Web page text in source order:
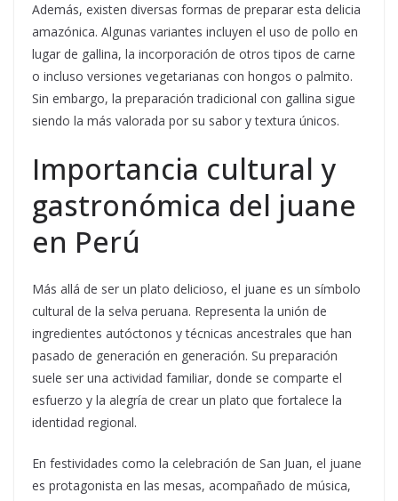
Además, existen diversas formas de preparar esta delicia
amazónica. Algunas variantes incluyen el uso de pollo en
lugar de gallina, la incorporación de otros tipos de carne
o incluso versiones vegetarianas con hongos o palmito.
Sin embargo, la preparación tradicional con gallina sigue
siendo la más valorada por su sabor y textura únicos.
Importancia cultural y
gastronómica del juane
en Perú
Más allá de ser un plato delicioso, el juane es un símbolo
cultural de la selva peruana. Representa la unión de
ingredientes autóctonos y técnicas ancestrales que han
pasado de generación en generación. Su preparación
suele ser una actividad familiar, donde se comparte el
esfuerzo y la alegría de crear un plato que fortalece la
identidad regional.
En festividades como la celebración de San Juan, el juane
es protagonista en las mesas, acompañado de música,